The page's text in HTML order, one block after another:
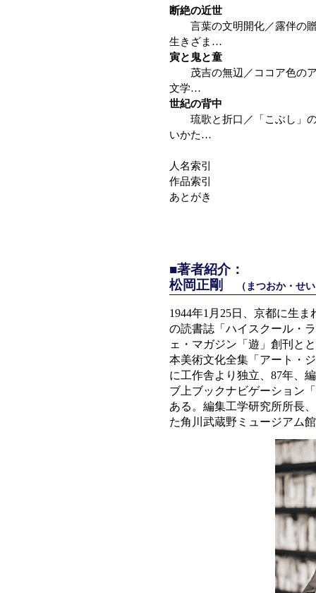
断絶の近世
言葉の文明開化／露伴の贈
生きざま…
寅と鬼と童
茂吉の無辺／ココア色のア
文学…
世紀の背中
琉歌と折口／「こぶし」の
いかた…
人名索引
作品索引
あとがき
■著者紹介：
松岡正剛
（まつおか・せ
1944年1月25日、京都に生
の読書誌「ハイスクール・
ェ・マガジン「遊」創刊と
本美術文化全集「アート・
に工作舎より独立、87年、
ブ上ブックナビゲーション
ある。編集工学研究所所長
た角川武蔵野ミュージアム